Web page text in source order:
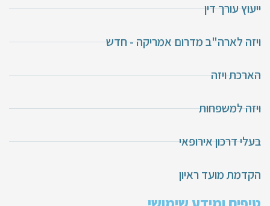
ייעוץ עורך דין
ויזה לארה"ב מדרום אמריקה - חדש
הארכת ויזה
ויזה למשפחות
בעלי דרכון אירופאי
הקדמת מועד ראיון